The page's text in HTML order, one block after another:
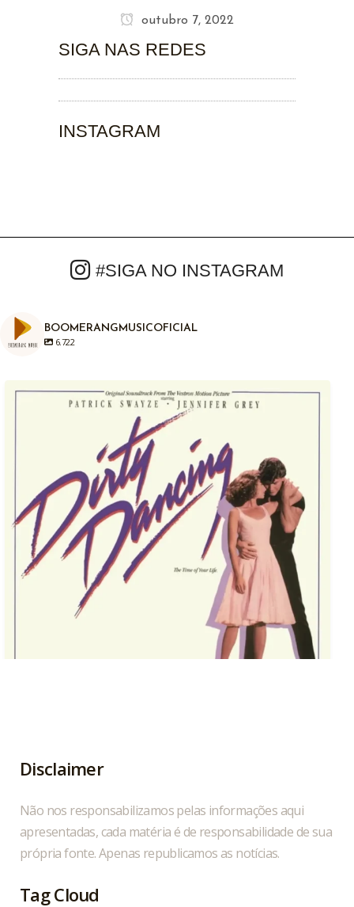
outubro 7, 2022
SIGA NAS REDES
INSTAGRAM
#SIGA NO INSTAGRAM
BOOMERANGMUSICOFICIAL
6.722
Em 04/08/1987, há exatamente anos atrás era...
1
Disclaimer
Não nos responsabilizamos pelas informações aqui
apresentadas, cada matéria é de responsabilidade de sua
própria fonte. Apenas republicamos as notícias.
Tag Cloud